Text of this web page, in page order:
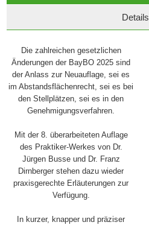
Details
Die zahlreichen gesetzlichen
Änderungen der BayBO 2025 sind
der Anlass zur Neuauflage, sei es
im Abstandsflächenrecht, sei es bei
den Stellplätzen, sei es in den
Genehmigungsverfahren.
Mit der 8. überarbeiteten Auflage
des Praktiker-Werkes von Dr.
Jürgen Busse und Dr. Franz
Dirnberger stehen dazu wieder
praxisgerechte Erläuterungen zur
Verfügung.
In kurzer, knapper und präziser